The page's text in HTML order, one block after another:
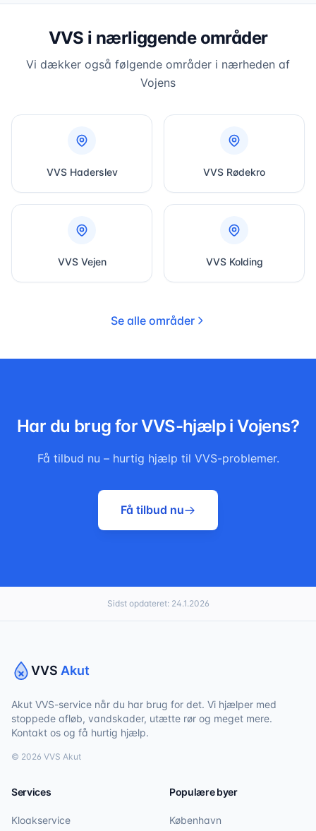
VVS i nærliggende områder
Vi dækker også følgende områder i nærheden af
Vojens
VVS Haderslev VVS Rødekro
VVS Vejen VVS Kolding
Se alle områder
Har du brug for VVS-hjælp iVojens?
Få tilbud nu – hurtig hjælp til VVS-problemer.
Få tilbud nu
Sidst opdateret: 24.1.2026
VVS Akut
Akut VVS-service når du har brug for det. Vi hjælper med
stoppede afløb, vandskader, utætte rør og meget mere.
Kontakt os og få hurtig hjælp.
© 2026 VVS Akut
Services
Kloakservice
Populære byer
København